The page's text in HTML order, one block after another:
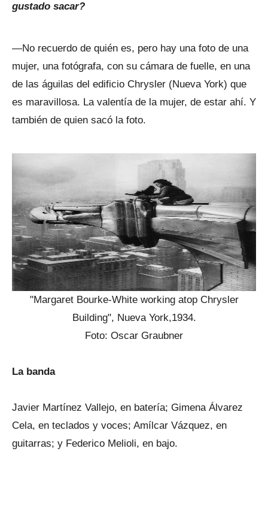
gustado sacar?
—No recuerdo de quién es, pero hay una foto de una
mujer, una fotógrafa, con su cámara de fuelle, en una
de las águilas del edificio Chrysler (Nueva York) que
es maravillosa. La valentía de la mujer, de estar ahí. Y
también de quien sacó la foto.
"Margaret Bourke-White working atop Chrysler
Building", Nueva York,1934.
Foto: Oscar Graubner
La banda
Javier Martínez Vallejo, en batería; Gimena Álvarez
Cela, en teclados y voces; Amílcar Vázquez, en
guitarras; y Federico Melioli, en bajo.